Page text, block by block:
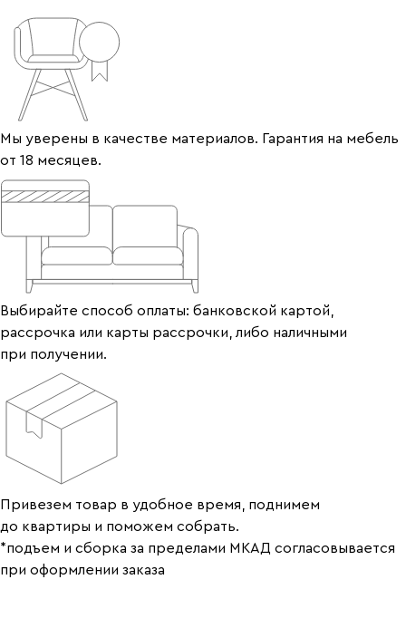
Мы уверены в качестве материалов. Гарантия на мебель
от 18 месяцев.
Выбирайте способ оплаты: банковской картой,
рассрочка или карты рассрочки, либо наличными
при получении.
Привезем товар в удобное время, поднимем
до квартиры и поможем собрать.
*подъем и сборка за пределами МКАД согласовывается
при оформлении заказа